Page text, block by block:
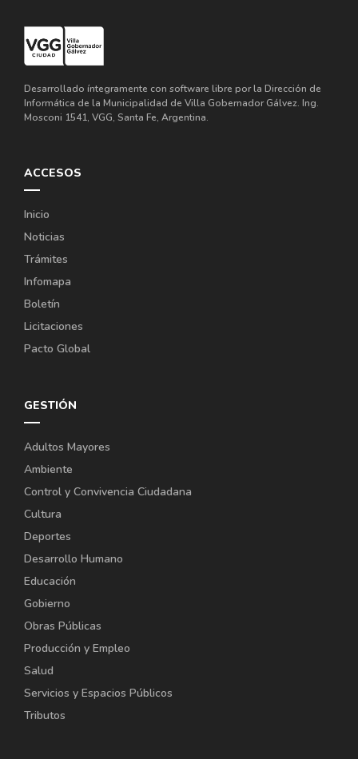
Desarrollado íntegramente con software libre por la Dirección de
Informática de la Municipalidad de Villa Gobernador Gálvez. Ing.
Mosconi 1541, VGG, Santa Fe, Argentina.
ACCESOS
Inicio
Noticias
Trámites
Infomapa
Boletín
Licitaciones
Pacto Global
GESTIÓN
Adultos Mayores
Ambiente
Control y Convivencia Ciudadana
Cultura
Deportes
Desarrollo Humano
Educación
Gobierno
Obras Públicas
Producción y Empleo
Salud
Servicios y Espacios Públicos
Tributos